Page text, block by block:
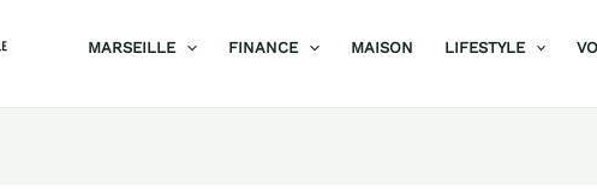
MARSEILLE FINANCE MAISON LIFESTYLE